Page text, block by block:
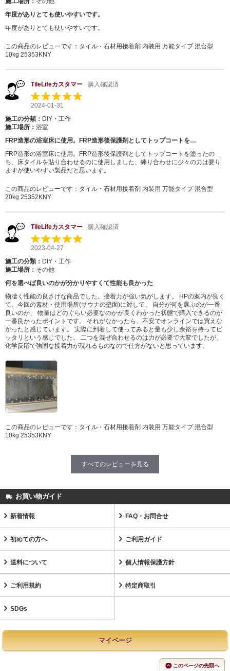
年度がありとても使いやすいです。
年度がありとても使いやすいです。
この商品のレビューです： タイル・石材用接着剤 内装用 万能タイプ 混合型
10kg 25353KNY
TileLifeカスタマー 購入確認済
2024-01-31
施工の分類： DIY・工作
施工場所： 浴室
FRP造形の浴室床に使用。FRP造形後保護剤としてトップコートを…
FRP造形の浴室床に使用。FRP造形後保護剤としてトップコートを塗ったの
ち、床タイルを貼り合わせるのに使用しました、練り合わせに少々の力は要り
ますが使いやすい製品だと思います。
この商品のレビューです： タイル・石材用接着剤 内装用 万能タイプ 混合型
20kg 25352KNY
TileLifeカスタマー 購入確認済
2023-04-27
施工の分類： DIY・工作
施工場所： その他
何を選べば良いのかが分かりやすくて性能も良かった
物凄く性能の良さげな商品でした。接着力が強い気がします。 HPの案内が良く
て、今回の素材・使用場所(サウナの壁面)に対して、 自分が何を選ぶのが一番
良いのか、 物量はどのぐらい必要なのかが良くわかった状態で購入できるのが
一番良かったポイントです。 それがなかったら、不安でオンラインでは買えな
かったと感じています。 実際に到着して使ってみると量も少し余裕を持ってピ
ッタリという感じでした。 二つを混ぜ合わせるのは力が必要で大変でしたが、
化学反応で強固な接着力が現れるものなので仕方がないと思っています。
この商品のレビューです： タイル・石材用接着剤 内装用 万能タイプ 混合型
10kg 25353KNY
すべてのレビューを見る
お買い物ガイド
新着情報 FAQ・お問合せ
初めての方へ ご利用ガイド
送料について 個人情報保護方針
ご利用規約 特定商取引
SDGs
マイページ
このページの先頭へ